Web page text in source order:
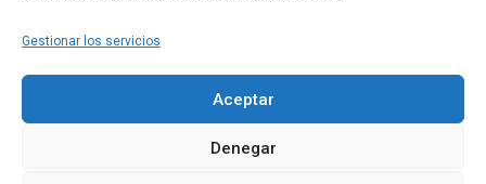
Gestionar los servicios
Aceptar
Denegar
C/ Papiro, 3-5 Pol. Ind. La Cantueña 28946
Fuenlabrada (Madrid)
Lunes a Viernes - 7:00am a 15:00pm